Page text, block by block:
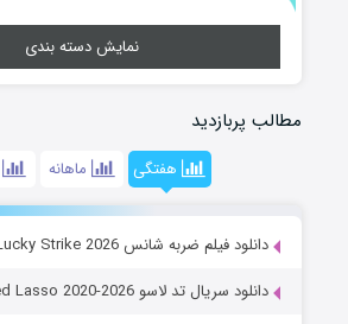
نمایش دسته بندی
مطالب پربازدید
هفتگی ماهانه
دانلود فیلم ضربه شانس Lucky Strike 2026
دانلود سریال تد لاسو Ted Lasso 2020-2026